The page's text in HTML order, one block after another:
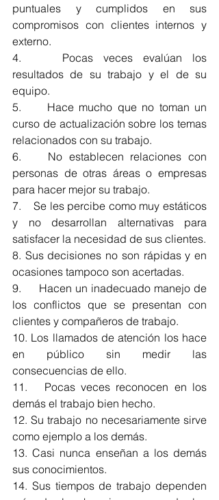
puntuales y cumplidos en sus
compromisos con clientes internos y
externo.
4.    Pocas veces evalúan los
resultados de su trabajo y el de su
equipo.
5.     Hace mucho que no toman un
curso de actualización sobre los temas
relacionados con su trabajo.
6.    No establecen relaciones con
personas de otras áreas o empresas
para hacer mejor su trabajo.
7.    Se les percibe como muy estáticos
y no desarrollan alternativas para
satisfacer la necesidad de sus clientes.
8. Sus decisiones no son rápidas y en
ocasiones tampoco son acertadas.
9.     Hacen un inadecuado manejo de
los conflictos que se presentan con
clientes y compañeros de trabajo.
10. Los llamados de atención los hace
en público sin medir las
consecuencias de ello.
11.   Pocas veces reconocen en los
demás el trabajo bien hecho.
12. Su trabajo no necesariamente sirve
como ejemplo a los demás.
13. Casi nunca enseñan a los demás
sus conocimientos.
14. Sus tiempos de trabajo dependen